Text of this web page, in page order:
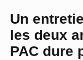
Un
les deux
PAC dure